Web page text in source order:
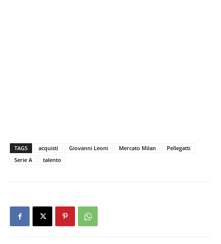
TAGS acquisti Giovanni Leoni Mercato Milan
Pellegatti
Serie A
talento